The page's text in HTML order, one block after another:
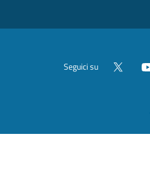
Seguici su